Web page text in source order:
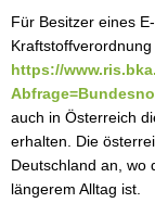
Für Besitzer eines
https://
auch in Österreich
erhalten. Die
Deutschland an, wo
längerem Alltag ist.